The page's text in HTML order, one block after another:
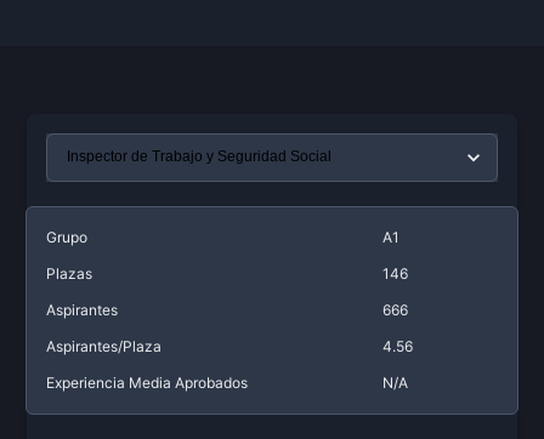
Grupo
A1
Plazas
146
Aspirantes
666
Aspirantes/Plaza
4.56
Experiencia Media Aprobados
N/A